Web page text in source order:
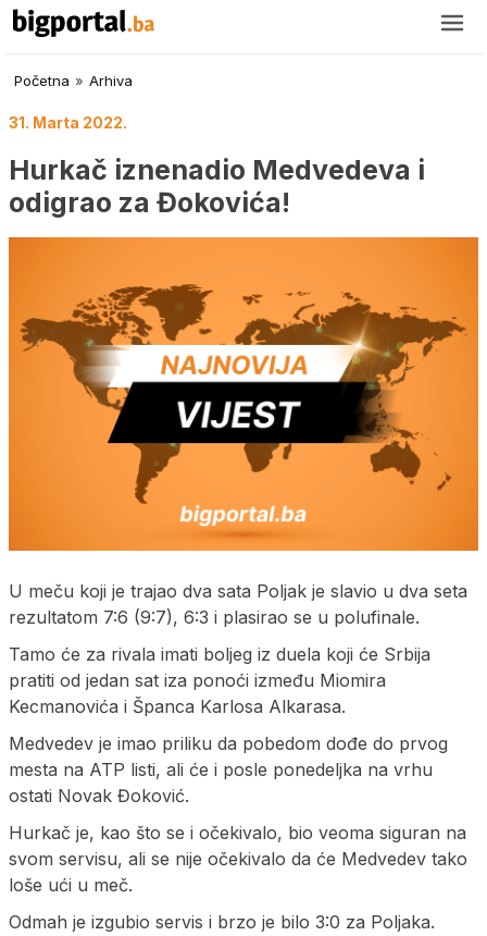
Početna » Arhiva
31. Marta 2022.
Hurkač iznenadio Medvedeva i
odigrao za Đokovića!
U meču koji je trajao dva sata Poljak je slavio u dva seta
rezultatom 7:6 (9:7), 6:3 i plasirao se u polufinale.
Tamo će za rivala imati boljeg iz duela koji će Srbija
pratiti od jedan sat iza ponoći između Miomira
Kecmanovića i Španca Karlosa Alkarasa.
Medvedev je imao priliku da pobedom dođe do prvog
mesta na ATP listi, ali će i posle ponedeljka na vrhu
ostati Novak Đoković.
Hurkač je, kao što se i očekivalo, bio veoma siguran na
svom servisu, ali se nije očekivalo da će Medvedev tako
loše ući u meč.
Odmah je izgubio servis i brzo je bilo 3:0 za Poljaka.